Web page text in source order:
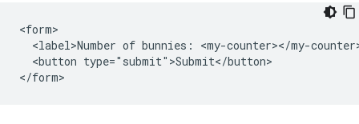
<form>
<label>Number of bunnies: <my-counter></my-
  <button type="submit">Submit</button>